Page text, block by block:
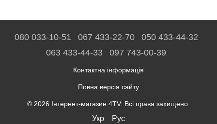
080 033-10-51 067 433-22-70
050 433-44-32
063 433-44-33
097 743-00-39
Контактна інформація
Повна версія сайту
© 2026 Інтернет-магазин 4TV. Всі права захищено.
Укр Рус